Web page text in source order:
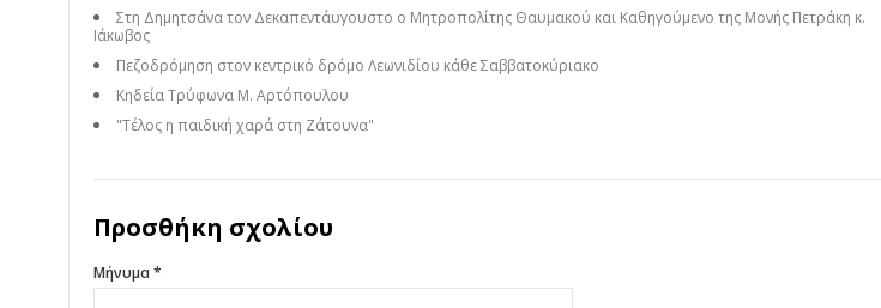
Στη Δημητσάνα τον Δεκαπεντάυγουστο ο Μητροπολίτης Θαυμακού και Καθηγούμενο της Μονής Πετράκη κ.
Ιάκωβος
Πεζοδρόμηση στον κεντρικό δρόμο Λεωνιδίου κάθε Σαββατοκύριακο
Κηδεία Τρύφωνα Μ. Αρτόπουλου
"Τέλος η παιδική χαρά στη Ζάτουνα"
Προσθήκη σχολίου
Μήνυμα *